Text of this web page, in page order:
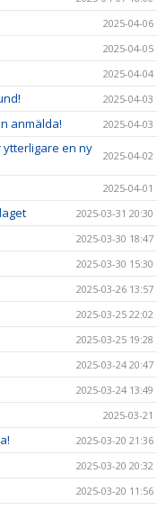
2025-04-06
2025-04-05
2025-04-04
2025-04-03
anmälda! 2025-04-03
ytterligare en ny
2025-04-02
2025-04-01
2025-03-31 20:30
2025-03-30 18:47
2025-03-30 15:30
2025-03-26 13:57
2025-03-25 22:02
2025-03-25 19:28
2025-03-24 20:47
2025-03-24 13:49
2025-03-21
2025-03-20 21:36
2025-03-20 20:32
2025-03-20 11:56